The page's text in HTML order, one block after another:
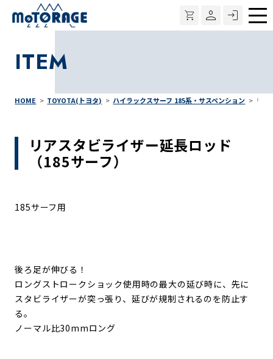
ITEM
HOME TOYOTA(トヨタ) ハイラックスサーフ 185系・サスペンション リア
リアスタビライザー延長ロッド
（185サーフ）
185サーフ用
後ろ足が伸びる！
ロングストロークショック使用時の最大の延び時に、先に
スタビライザーが突っ張り、延びが規制されるのを防止す
る。
ノーマル比30mmロング
メ